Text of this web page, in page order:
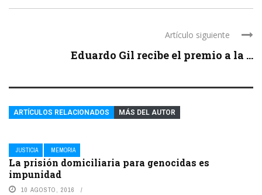
Artículo siguiente
Eduardo Gil recibe el premio a la ...
ARTÍCULOS RELACIONADOS MÁS DEL AUTOR
JUSTICIA MEMORIA
La prisión domiciliaria para genocidas es
impunidad
10 AGOSTO, 2016